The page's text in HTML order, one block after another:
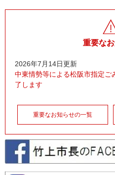
重要な
2026年7月14日更新
中東情勢等による松阪市指定ご
了します
重要なお知らせの一覧